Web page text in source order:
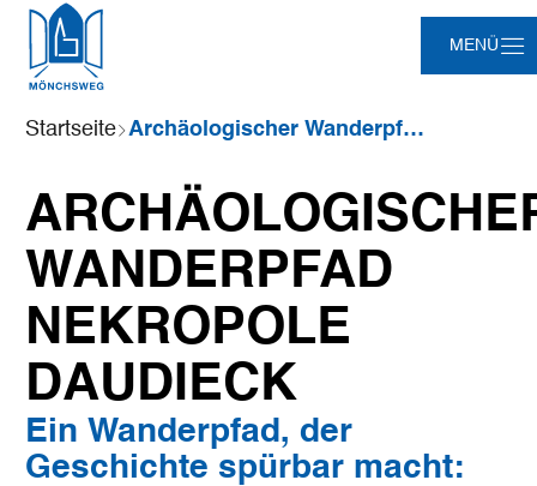
MENÜ
Sie
sind
Startseite Archäologischer Wanderpfad Nekropole Daudieck
WANDERPFAD
NEKROPOLE
DAUDIECK
Ein Wanderpfad, der
Geschichte spürbar macht: